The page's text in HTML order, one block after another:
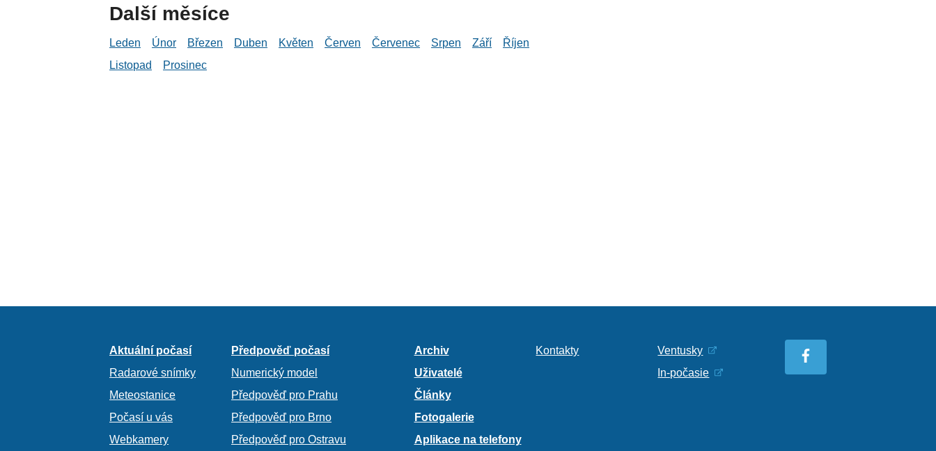
Další měsíce
Leden Únor Březen Duben Květen Červen Červenec Srpen Září
Říjen
Listopad
Prosinec
Aktuální počasí
Radarové snímky
Meteostanice
Počasí u vás
Webkamery
Předpověď počasí
Numerický model
Předpověď pro Prahu
Předpověď pro Brno
Předpověď pro Ostravu
Archiv
Uživatelé
Články
Fotogalerie
Aplikace na telefony
Kontakty
Ventusky
In-počasie